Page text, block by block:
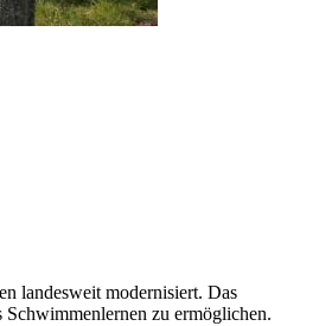
landesweit modernisiert. Das
zu ermöglichen.